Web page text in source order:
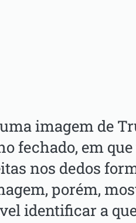
imagem de
fechado, em
nos dedos
porém,
identificar a